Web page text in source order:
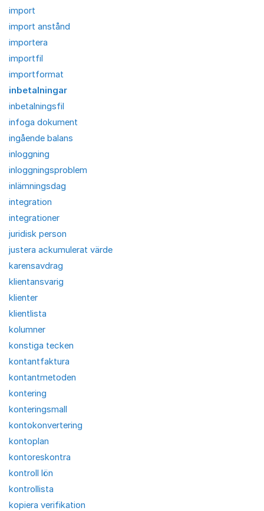
import
import anstånd
importera
importfil
importformat
inbetalningar
inbetalningsfil
infoga dokument
ingående balans
inloggning
inloggningsproblem
inlämningsdag
integration
integrationer
juridisk person
justera ackumulerat värde
karensavdrag
klientansvarig
klienter
klientlista
kolumner
konstiga tecken
kontantfaktura
kontantmetoden
kontering
konteringsmall
kontokonvertering
kontoplan
kontoreskontra
kontroll lön
kontrollista
kopiera verifikation